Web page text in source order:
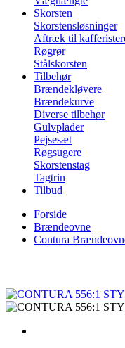
Skorsten
Skorstensløsninger
Aftræk til
Røgrør
Stålskorsten
Tilbehør
Brændekløvere
Brændekurve
Diverse tilbehør
Gulvplader
Pejsesæt
Røgsugere
Skorstenstag
Tagtrin
Tilbud
Forside
Brændeovne
Contura